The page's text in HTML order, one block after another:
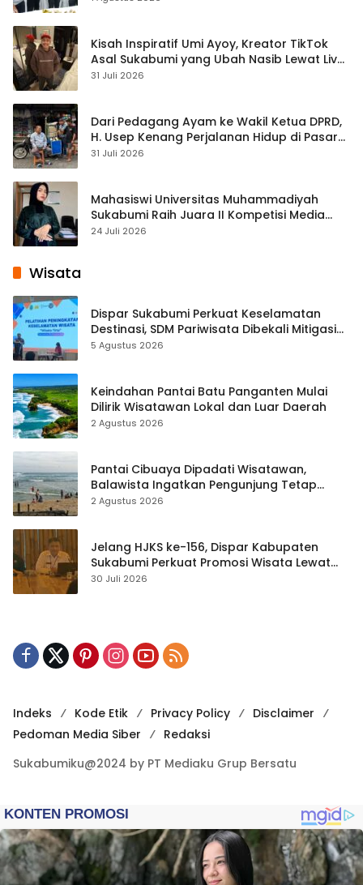
Kisah Inspiratif Umi Ayoy, Kreator TikTok
Asal Sukabumi yang Ubah Nasib Lewat Live
Streaming
31 Juli 2026
Dari Pedagang Ayam ke Wakil Ketua DPRD,
H. Usep Kenang Perjalanan Hidup di Pasar
Cisaat
31 Juli 2026
Mahasiswi Universitas Muhammadiyah
Sukabumi Raih Juara II Kompetisi Media
Pembelajaran Digital Tingkat Internasional
24 Juli 2026
Wisata
Dispar Sukabumi Perkuat Keselamatan
Destinasi, SDM Pariwisata Dibekali Mitigasi
hingga Teknik Evakuasi
5 Agustus 2026
Keindahan Pantai Batu Panganten Mulai
Dilirik Wisatawan Lokal dan Luar Daerah
2 Agustus 2026
Pantai Cibuaya Dipadati Wisatawan,
Balawista Ingatkan Pengunjung Tetap
Waspada
2 Agustus 2026
Jelang HJKS ke-156, Dispar Kabupaten
Sukabumi Perkuat Promosi Wisata Lewat
Publikasi Digital
30 Juli 2026
Indeks Kode Etik Privacy Policy
Disclaimer
Pedoman Media Siber
Redaksi
Sukabumiku@2024 by PT Mediaku Grup Bersatu